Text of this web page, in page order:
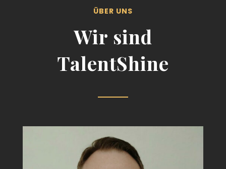
ÜBER UNS
Wir sind
TalentShine